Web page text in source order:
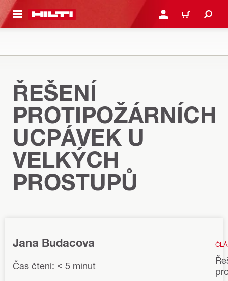
HLAVNÍ OBSAH PŘIHLÁSIT NEBO
KOŠÍK
ŘEŠENÍ
PROTIPOŽÁRNÍCH
UCPÁVEK U
VELKÝCH
PROSTUPŮ
Jana Budacova
Čas čtení: < 5 minut